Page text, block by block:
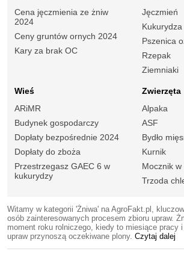
Cena jęczmienia ze żniw
2024
Ceny gruntów ornych 2024
Kary za brak OC
Jęczmień
Kukurydza
Pszenica
Rzepak
Ziemniaki
Wieś
ARiMR
Budynek gospodarczy
Dopłaty bezpośrednie 2024
Dopłaty do zboża
Przestrzegasz GAEC 6 w
kukurydzy
Zwierzęta
Alpaka
ASF
Bydło
Kurnik
Mocznik w
Trzoda
Witamy w kategorii 'Żniwa' na AgroFakt.pl,
osób zainteresowanych procesem zbioru upraw.
moment roku rolniczego, kiedy to miesiące pracy
upraw przynoszą oczekiwane plony. Czytaj dalej